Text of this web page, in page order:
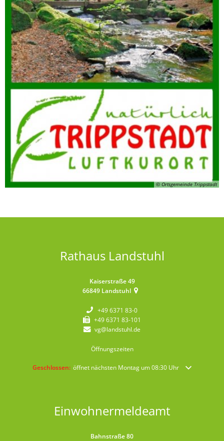
© Ortsgemeinde Trippstadt
Rathaus Landstuhl
Kaiserstraße 49
66849 Landstuhl
+49 6371 83-0
+49 6371 83-101
vg@landstuhl.de
Öffnungszeiten
Klicken, um weitere Öffnungs- oder Schließzeiten auszublenden
Geschlossen: öffnet nächsten Montag um 08:30 Uhr
Einwohnermeldeamt
Bahnstraße 80